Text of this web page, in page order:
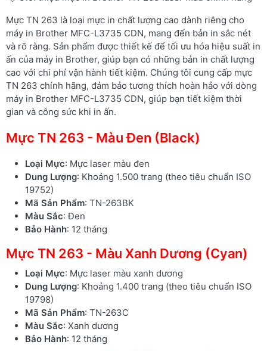
Mực TN 263 là loại mực in chất lượng cao dành riêng cho
máy in Brother MFC-L3735 CDN, mang đến bản in sắc nét
và rõ ràng. Sản phẩm được thiết kế để tối ưu hóa hiệu suất in
ấn của máy in Brother, giúp bạn có những bản in chất lượng
cao với chi phí vận hành tiết kiệm. Chúng tôi cung cấp mực
TN 263 chính hãng, đảm bảo tương thích hoàn hảo với dòng
máy in Brother MFC-L3735 CDN, giúp bạn tiết kiệm thời
gian và công sức khi in ấn.
Mực TN 263 - Màu Đen (Black)
Loại Mực: Mực laser màu đen
Dung Lượng: Khoảng 1.500 trang (theo tiêu chuẩn ISO
19752)
Mã Sản Phẩm: TN-263BK
Màu Sắc: Đen
Bảo Hành: 12 tháng
Mực TN 263 - Màu Xanh Dương (Cyan)
Loại Mực: Mực laser màu xanh dương
Dung Lượng: Khoảng 1.400 trang (theo tiêu chuẩn ISO
19798)
Mã Sản Phẩm: TN-263C
Màu Sắc: Xanh dương
Bảo Hành: 12 tháng